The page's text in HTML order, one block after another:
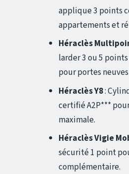
applique 3 points
appartements et
Héraclès
larder 3 ou 5
pour portes
Héraclès Y8:
certifié A2P***
maximale.
Héraclès Vigie
sécurité 1 point
complémentaire.